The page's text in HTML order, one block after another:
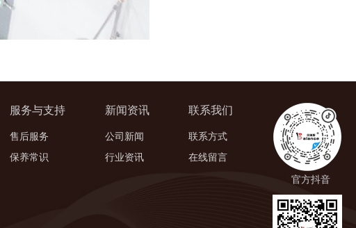
服务与支持
售后服务
保养常识
新闻资讯
公司新闻
行业资讯
联系我们
联系方式
在线留言
官方抖音